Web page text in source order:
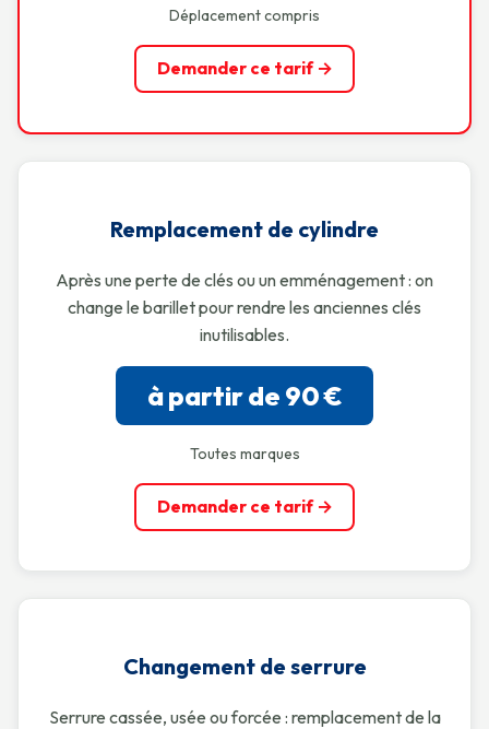
Déplacement compris
Demander ce tarif →
Remplacement de cylindre
Après une perte de clés ou un emménagement : on
change le barillet pour rendre les anciennes clés
inutilisables.
à partir de 90 €
Toutes marques
Demander ce tarif →
Changement de serrure
Serrure cassée, usée ou forcée : remplacement de la